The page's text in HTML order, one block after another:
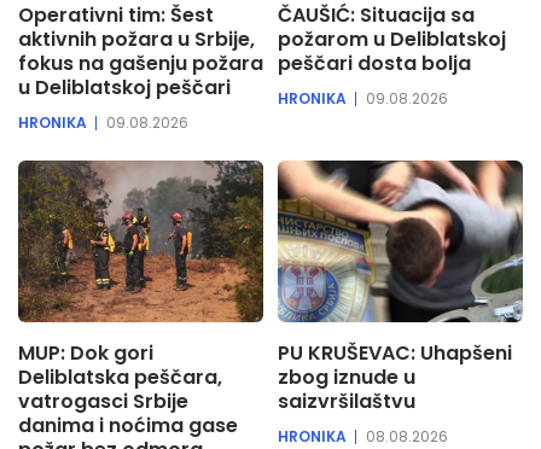
Operativni tim: Šest
aktivnih požara u Srbije,
fokus na gašenju požara
u Deliblatskoj peščari
HRONIKA 09.08.2026
ČAUŠIĆ: Situacija sa
požarom u Deliblatskoj
peščari dosta bolja
HRONIKA 09.08.2026
MUP: Dok gori
Deliblatska peščara,
vatrogasci Srbije
danima i noćima gase
PU KRUŠEVAC: Uhapšeni
zbog iznude u
saizvršilaštvu
HRONIKA 08.08.2026